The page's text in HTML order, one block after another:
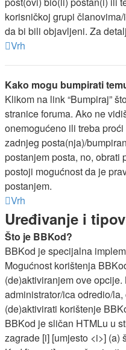
korisničkoj grupi
da bi bili objavljeni. Za
Vrh
Kako mogu bumpirati
Klikom na link “Bumpiraj”
stranice foruma. Ako ne
onemogućeno ili treba
zadnjeg posta(nja)/
postanjem posta, no, obrati
postoji mogućnost da je
postanjem.
Vrh
Uređivanje i
Što je BBKod?
BBKod je specijalna
Mogućnost korištenja
(de)aktiviranjem ove
administrator/ica odredio/
(de)aktivirati korištenje
BBKod je sličan HTMLu u
zagrade [i] [umjesto <i>] (a)